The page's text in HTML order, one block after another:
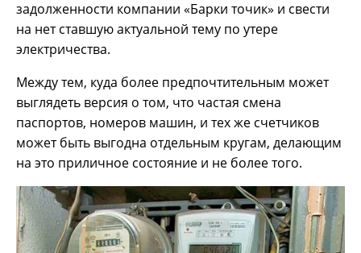
задолженности компании «Барки точик» и свести
на нет ставшую актуальной тему по утере
электричества.
Между тем, куда более предпочтительным может
выглядеть версия о том, что частая смена
паспортов, номеров машин, и тех же счетчиков
может быть выгодна отдельным кругам, делающим
на это приличное состояние и не более того.